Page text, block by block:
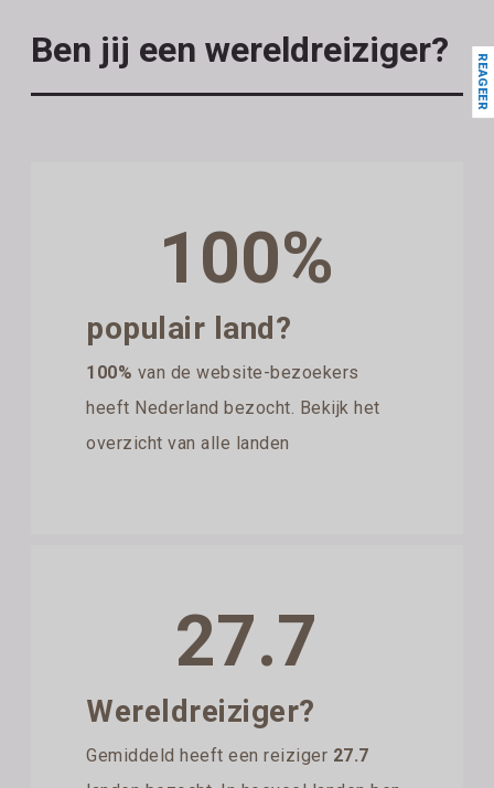
Ben jij een wereldreiziger?
100%
populair land?
100% van de website-bezoekers
heeft Nederland bezocht. Bekijk het
overzicht van alle landen
27.7
Wereldreiziger?
Gemiddeld heeft een reiziger 27.7
REAGEER